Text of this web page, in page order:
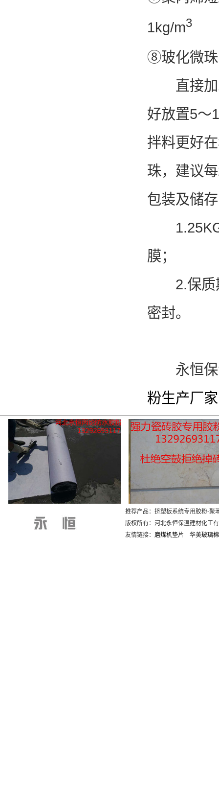
1kg/m3
⑧玻
直接加
好放置5～
拌料更好
珠，建议
包装及储存
1.25KG
膜；
2.保质期
密封。
永恒保
粉生产厂家
推荐产品：挤塑板系统专用胶粉-聚
版权所有：河北永恒保温建材
友情链接： 磨煤机垫片 华美玻璃